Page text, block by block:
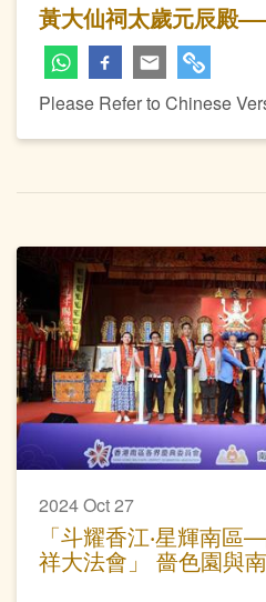
黃大仙祠太歲元辰殿
Please Refer to Chinese
2024 Oct 27
「斗耀香江‧星輝南
祥大法會」 嗇色園與